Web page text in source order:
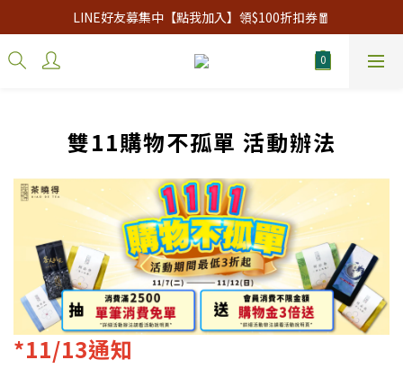
LINE好友募集中【點我加入】領$100折扣券🧧
雙11購物不孤單 活動辦法
*11/13通知